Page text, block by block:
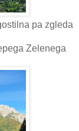
pa zgleda
Zelenega